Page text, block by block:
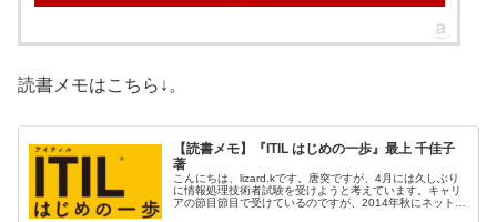
読書メモはこちら↓。
【読書メモ】『ITIL はじめの一歩』最上 千佳子
著
こんにちは、lizard.kです。唐突ですが、4月には久しぶり
に情報処理技術者試験を受けようと考えています。キャリ
アの節目節目で受けているのですが、2014年秋にネットワ